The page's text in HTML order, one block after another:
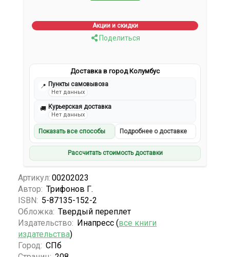
Акции и скидки
Поделиться
Доставка в город Колумбус
📍 Пункты самовывоза
Нет данных
🚚 Курьерская доставка
Нет данных
Показать все способы Подробнее о доставке
Рассчитать стоимость доставки
Артикул: 00202023
Автор: Трифонов Г.
ISBN: 5-87135-152-2
Обложка: Твердый переплет
Издательство: Инапресс (все книги
издательства)
Город: СПб